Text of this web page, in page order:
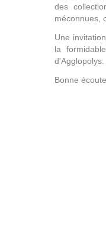
des
méconnues,
Une
la
d'Agglopolys.
Bonne écoute